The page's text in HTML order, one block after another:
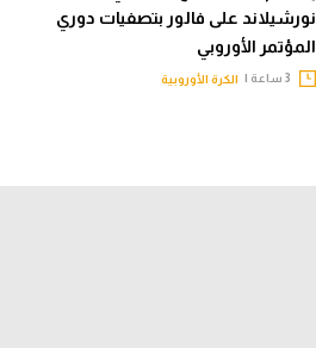
نورشيلاند على فالور بتصفيات دوري
المؤتمر الأوروبي
الكرة الأوروبية